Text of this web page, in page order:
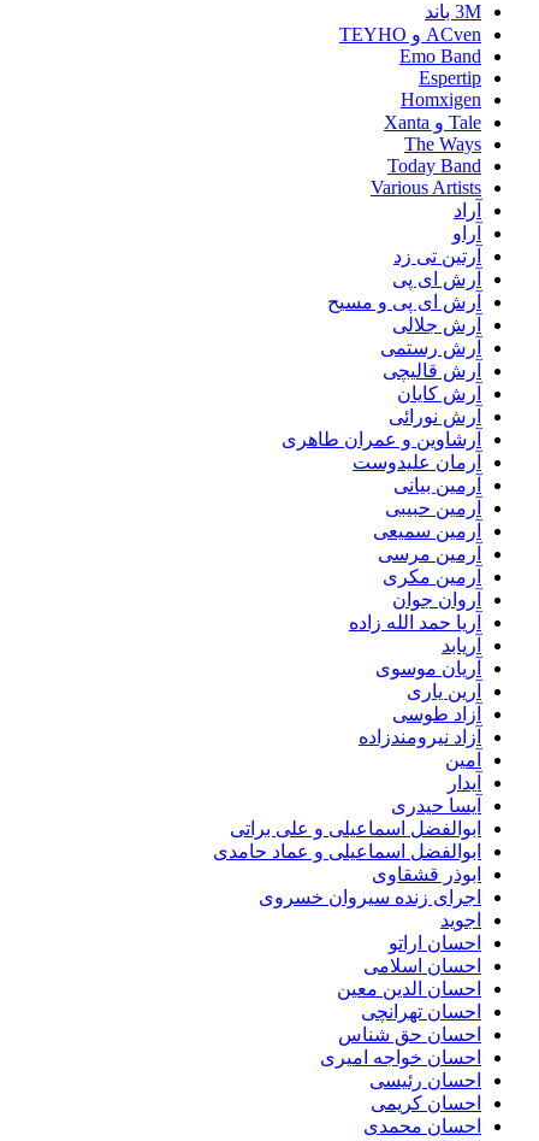
3M باند
ACven و TEYHO
Emo Band
Espertip
Homxigen
Tale و Xanta
The Ways
Today Band
Various Artists
آراد
آراو
آرتین تی زد
آرش ای پی
آرش ای پی و مسیح
آرش جلالی
آرش رستمی
آرش قالیچی
آرش کایان
آرش نورائی
آرشاوین و عمران طاهری
آرمان علیدوست
آرمین بیانی
آرمین حبیبی
آرمین سمیعی
آرمین مرسی
آرمین مکری
آروان جوان
آریا حمد الله زاده
آریابد
آریان موسوی
آرین یاری
آزاد طوسی
آزاد نیرومندزاده
آمین
آیدار
آیسا حیدری
ابوالفضل اسماعیلی و علی براتی
ابوالفضل اسماعیلی و عماد حامدی
ابوذر قشقاوی
اجرای زنده سیروان خسروی
اجوید
احسان اراتو
احسان اسلامی
احسان الدین معین
احسان تهرانچی
احسان حق شناس
احسان خواجه امیری
احسان رئیسی
احسان کریمی
احسان محمدی